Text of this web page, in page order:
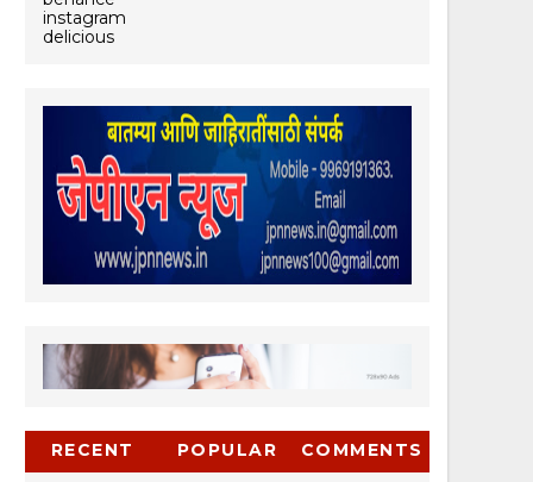
instagram
delicious
RECENT POPULAR COMMENTS